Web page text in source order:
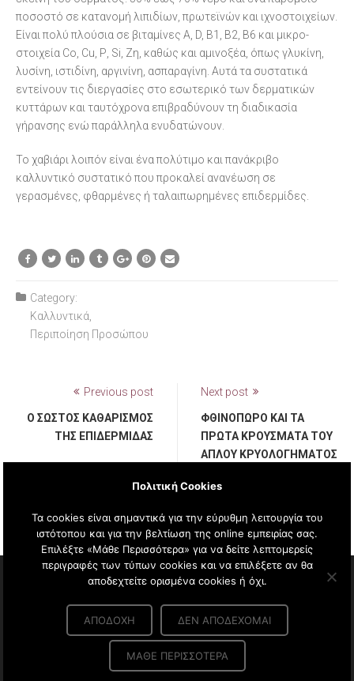
ποσοστό σε κατανομή λιπιδίων, πρωτεϊνών και ιχνοστοιχείων.
Είναι πολύ πλούσια σε βιταμίνες Α, D, B1, B2, B6 και μικρο-
στοιχεία Co, Cu, Ρ, Si, Ζη, καθώς και αμινοξέα, όπως γλυκίνη,
λυσίνη, ιστιδίνη, αργινίνη, ασπαραγίνη. Αυτά τα συστατικά
εντείνουν τις διεργασίες στο εσωτερικό των δερματικών
κυττάρων και ταυτόχρονα επιβραδύνουν τη διαδικασία
γήρανσης ενώ παράλληλα ενυδατώνουν.
Το χαβιάρι λοιπόν είναι ένα πολύτιμο και πανάκριβο
καλλυντικό συστατικό που προκαλεί ανανέωση σε
γερασμένες, φθαρμένες ή ταλαιπωρημένες επιδερμίδες.
Category:
Καλλυντικά
Περιποίηση Προσώπου
Previous post
Ο ΣΩΣΤΌΣ ΚΑΘΑΡΙΣΜΌΣ
ΤΗΣ ΕΠΙΔΕΡΜΊΔΑΣ
Next post
ΦΘΙΝΌΠΩΡΟ ΚΑΙ ΤΑ
ΠΡΏΤΑ ΚΡΟΎΣΜΑΤΑ ΤΟΥ
ΑΠΛΟΎ ΚΡΥΟΛΟΓΉΜΑΤΟΣ
ΜΦΑΝΊΖΟΝΤΑΙ.
Copyright © 2020 AG Pharm. All Rights Reserved.
Πολιτική Απορρήτου|Όροι & προυποθέσεις Αγορών|
Πολιτική Cookies|Τρόποι Πληρωμής| Τρόποι Αποστολής
Πολιτική Cookies
Τα cookies είναι σημαντικά για την εύρυθμη λειτουργία του
ιστότοπου και για την βελτίωση της online εμπειρίας σας.
Επιλέξτε «Μάθε Περισσότερα» για να δείτε λεπτομερείς
περιγραφές των τύπων cookies και να επιλέξετε αν θα
αποδεχτείτε ορισμένα cookies ή όχι.
ΑΠΟΔΟΧΉ ΔΕΝ ΑΠΟΔΈΧΟΜΑΙ
ΜΆΘΕ ΠΕΡΙΣΣΌΤΕΡΑ